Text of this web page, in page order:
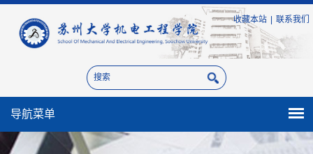
收藏本站 联系我们
导航菜单